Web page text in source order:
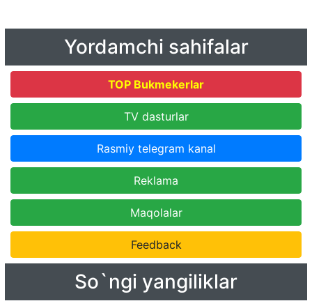
Yordamchi sahifalar
TOP Bukmekerlar
TV dasturlar
Rasmiy telegram kanal
Reklama
Maqolalar
Feedback
So`ngi yangiliklar